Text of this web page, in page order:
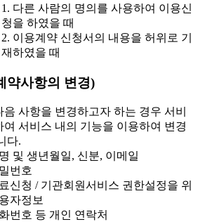
1. 다른 사람의 명의를 사용하여 이용신
청을 하였을 때
2. 이용계약 신청서의 내용을 허위로 기
재하였을 때
약사항의 변경)
음 사항을 변경하고자 하는 경우 서비
여 서비스 내의 기능을 이용하여 변경
다.
및 생년월일, 신분, 이메일
번호
신청 / 기관회원서비스 권한설정을 위
자정보
번호 등 개인 연락처